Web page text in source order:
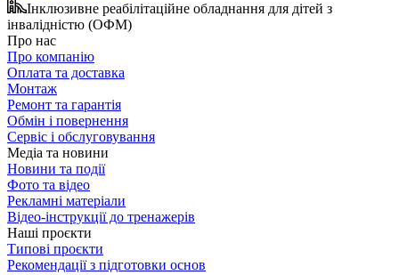
Інклюзивне реабілітаційне обладнання для дітей з
інвалідністю (ОФМ)
Про нас
Про компанію
Оплата та доставка
Монтаж
Ремонт та гарантія
Обмін і повернення
Сервіс і обслуговування
Медіа та новини
Новини та події
Фото та відео
Рекламні матеріали
Відео-інструкції до тренажерів
Наші проєкти
Типові проєкти
Рекомендації з підготовки основ